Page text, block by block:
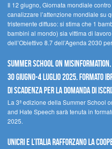
Il 12 giugno, Giornata mondiale
canalizzare l’attenzione mondiale su
tristemente diffuso: si stima che 1
bambini al mondo) sia vittima di
dell’Obiettivo 8.7 dell’Agenda 2030
Summer School on
30 giugno-4 luglio 2025. Formato
di scadenza per la domanda di
La 3ª edizione della Summer School
and Hate Speech sarà tenuta in
2025.
UNICRI e l’Italia rafforzano la